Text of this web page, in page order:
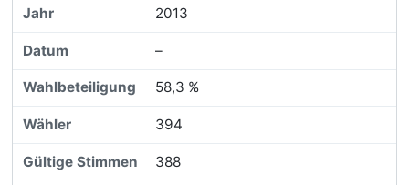
2013
–
58,3 %
394
388